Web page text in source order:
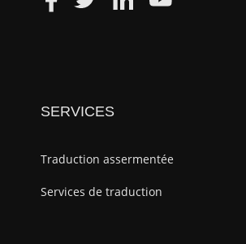
SERVICES
Traduction assermentée
Services de traduction